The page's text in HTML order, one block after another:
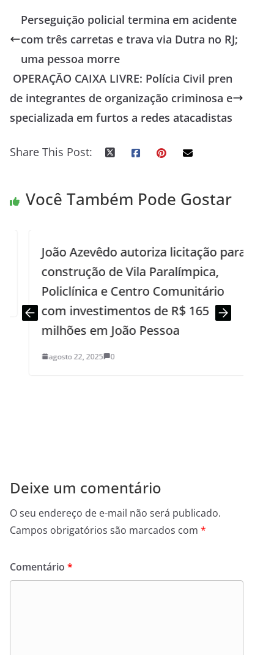
Perseguição policial termina em acidente
com três carretas e trava via Dutra no RJ;
uma pessoa morre
OPERAÇÃO CAIXA LIVRE: Polícia Civil pren
de integrantes de organização criminosa e
specializada em furtos a redes atacadistas
Share This Post:
Você Também Pode Gostar
João Azevêdo autoriza licitação para
construção de Vila Paralímpica,
Policlínica e Centro Comunitário
com investimentos de R$ 165
milhões em João Pessoa
agosto 22, 2025 0
Deixe um comentário
O seu endereço de e-mail não será publicado.
Campos obrigatórios são marcados com *
Comentário *